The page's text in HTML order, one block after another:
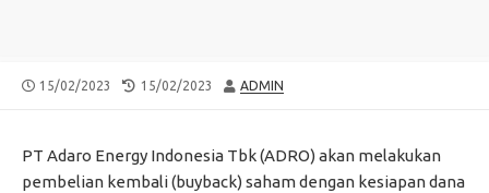
PUBLISHED
15/02/2023
LAST
15/02/2023 AUTHOR
ADMIN
PT Adaro Energy Indonesia Tbk (ADRO) akan melakukan
pembelian kembali (buyback) saham dengan kesiapan dana